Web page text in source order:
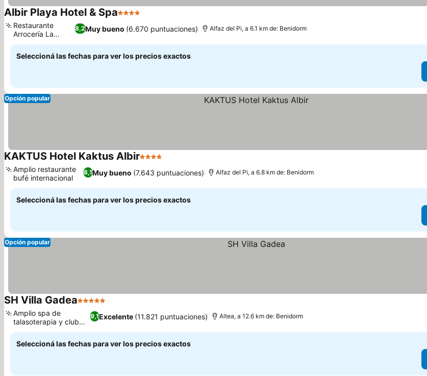
Albir Playa Hotel & Spa4 Estrellas
8,2Muy bueno (6.670 puntuaciones)
Restaurante
Arrocería La
Palapa
Alfaz del Pi, a 6.1 km de: Benidorm
Seleccioná las fechas para ver los precios exactos
Opción popular
KAKTUS Hotel Kaktus Albir4 Estrellas
8,1Muy bueno (7.643 puntuaciones)
Amplio restaurante
bufé internacional
Alfaz del Pi, a 6.8 km de: Benidorm
Seleccioná las fechas para ver los precios exactos
Opción popular
SH Villa Gadea5 Estrellas
9,1Excelente (11.821 puntuaciones)
Amplio spa de
talasoterapia y club
termal
Altea, a 12.6 km de: Benidorm
Seleccioná las fechas para ver los precios exactos